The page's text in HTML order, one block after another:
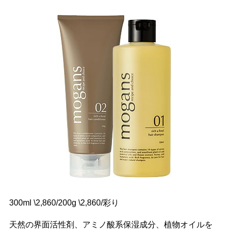
300ml \2,860/200g \2,860/彩り
天然の界面活性剤、アミノ酸系保湿成分、植物オイルを